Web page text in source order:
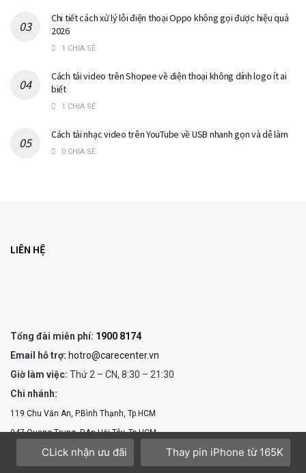
Chi tiết cách xử lý lỗi điện thoại Oppo không gọi được hiệu quả
2026
1 CHIA SẺ
Cách tải video trên Shopee về điện thoại không dính logo ít ai
biết
1 CHIA SẺ
Cách tải nhạc video trên YouTube về USB nhanh gọn và dễ làm
0 CHIA SẺ
LIÊN HỆ
Tổng đài miễn phí: 1900 8174
Email hỗ trợ: hotro@carecenter.vn
Giờ làm việc: Thứ 2 – CN, 8:30 – 21:30
Chi nhánh:
119 Chu Văn An, P.Bình Thạnh, Tp.HCM
947 Quang Trung, P.An Hội Tây, Tp.HCM
1247 Đường 3 tháng 2, P.Minh Phụng, Tp.HCM
CLick nhận ưu đãi Thay pin iPhone từ 165K